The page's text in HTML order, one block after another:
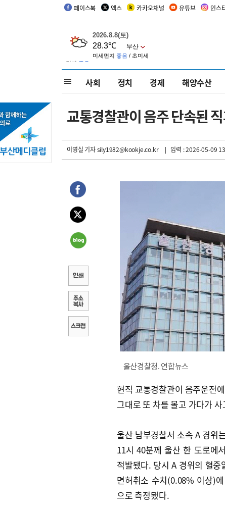
페이스북 엑스 카카오채널 유튜브 인스
사회 정치 경제 해양수산
교통경찰관이 음주 단속된
이영실 기자sily1982@kookje.co.kr | 입력 : 2026-05-09
울산경찰청. 연합뉴스
현직 교통경찰관이 음주운전
그대로 또 차를 몰고 가다가
울산 남부경찰서 소속 A 경위
11시 40분께 울산 한 도로에
적발됐다. 당시 A 경위의 혈중
면허취소 수치(0.08% 이상)
으로 측정됐다.